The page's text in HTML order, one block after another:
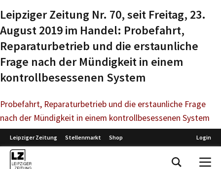
Leipziger Zeitung Nr. 70, seit Freitag, 23.
August 2019 im Handel: Probefahrt,
Reparaturbetrieb und die erstaunliche
Frage nach der Mündigkeit in einem
kontrollbesessenen System
Probefahrt, Reparaturbetrieb und die erstaunliche Frage
nach der Mündigkeit in einem kontrollbesessenen System